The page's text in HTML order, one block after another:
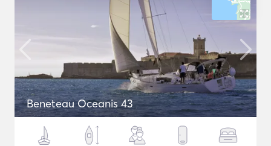
Beneteau Oceanis 43